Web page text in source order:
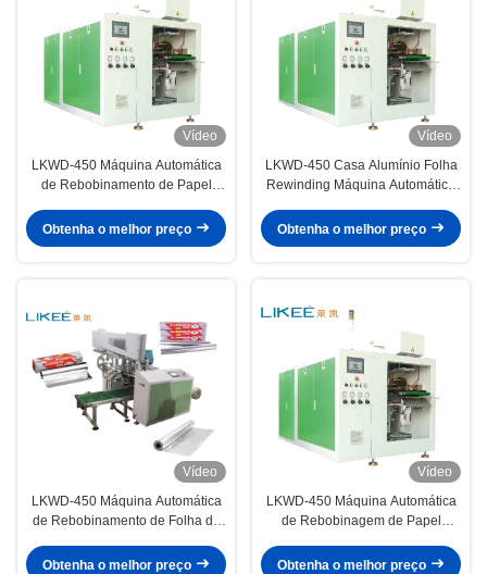
Vídeo
LKWD-450 Máquina Automática
de Rebobinamento de Papel
NSK
Obtenha o melhor preço
Vídeo
LKWD-450 Casa Alumínio Folha
Rewinding Máquina Automática
Obtenha o melhor preço
Vídeo
LKWD-450 Máquina Automática
de Rebobinamento de Folha de
Acionamento Elétrico
Obtenha o melhor preço
Vídeo
LKWD-450 Máquina Automática
de Rebobinagem de Papel
Filme Plástico para Embalagem
Obtenha o melhor preço